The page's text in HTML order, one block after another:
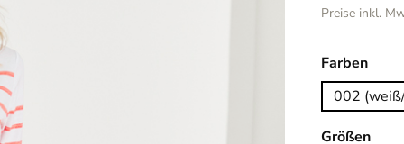
Preise inkl.
Farben
002
Größen